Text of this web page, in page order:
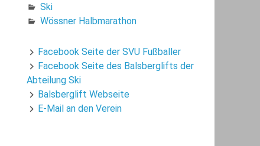
Ski
Wössner Halbmarathon
Facebook Seite der SVU Fußballer
Facebook Seite des Balsberglifts der
Abteilung Ski
Balsberglift Webseite
E-Mail an den Verein